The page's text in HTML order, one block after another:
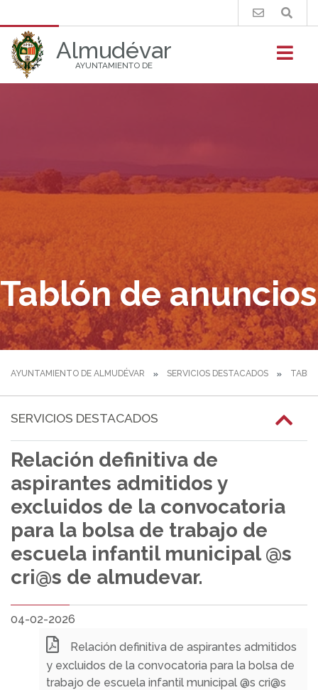
Almudévar
AYUNTAMIENTO DE
Buscar
Tablón de anuncios
AYUNTAMIENTO DE ALMUDÉVAR SERVICIOS DESTACADOS
SERVICIOS DESTACADOS
Relación definitiva de
aspirantes admitidos y
excluidos de la convocatoria
para la bolsa de trabajo de
escuela infantil municipal @s
cri@s de almudevar.
04-02-2026
Relación definitiva de aspirantes admitidos
y excluidos de la convocatoria para la bolsa de
trabajo de escuela infantil municipal @s cri@s